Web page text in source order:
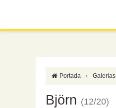
Portada › Galerías
Björn (12/20)